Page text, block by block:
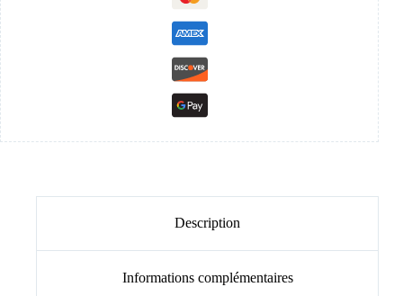
Description
Informations complémentaires